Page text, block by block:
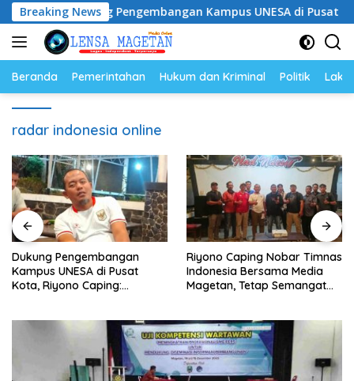
Langsung
ke
konten
Breaking News
Dukung Pengembangan Kampus UNESA di Pusat Kota,
Beranda Pemerintahan Hukum dan Kriminal Politik
radar indonesia online
Dukung Pengembangan
Kampus UNESA di Pusat
Kota, Riyono Caping:
Riyono Caping Nobar Timnas
Indonesia Bersama Media
Magetan, Tetap Semangat